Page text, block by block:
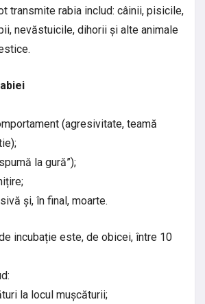
transmite rabia includ: câinii, pisicile,
nevăstuicile, dihorii și alte animale
(agresivitate, teamă
la gură”);
și, în final, moarte.
incubație este, de obicei, între 10
la locul mușcăturii;